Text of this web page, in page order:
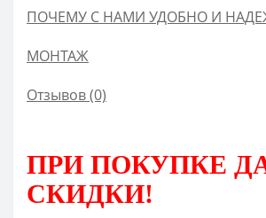
ПОЧЕМУ С НАМИ УДОБНО И
МОНТАЖ
Отзывов (0)
ПРИ ПОКУПКЕ
СКИДКИ!